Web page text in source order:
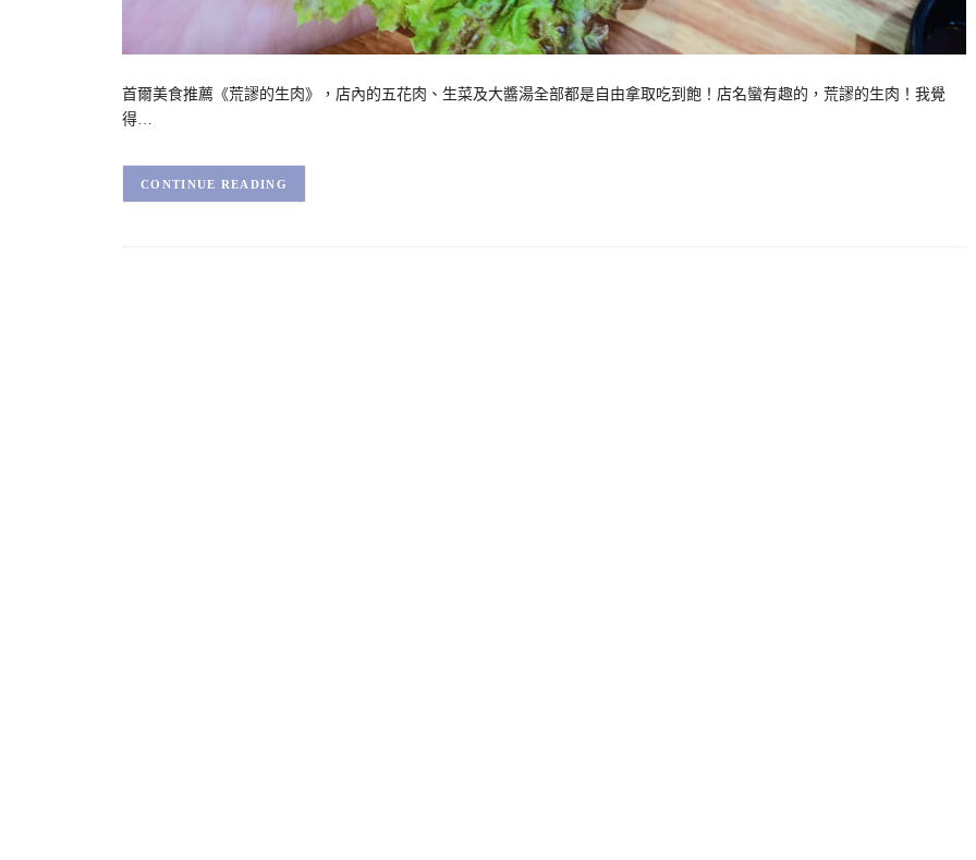
首爾美食推薦《荒謬的生肉》，店內的五花肉、生菜及大醬湯全部都是自由拿取吃到飽！店名蠻有趣的，荒謬的生肉！我覺
得…
CONTINUE READING